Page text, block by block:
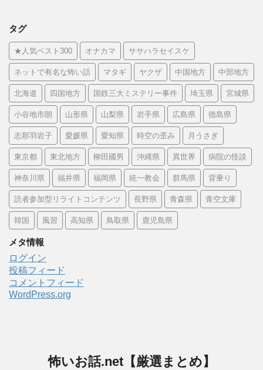
タグ
★人気ベスト300 オナカマ ササハラセイスケ
ネットで有名な怖い話 マタギ ヤクザ 中国地方 中部地方
北海道 四国地方 国鉄三大ミステリー事件 埼玉県 宮城県
小谷地市朗 山形県 山梨県 岩手県 広島県 徳島県
志那羽岩子 愛媛県 愛知県 時空の歪み 月うさぎ
東京都 東北地方 柳田國男 沖縄県 異世界 病院の怪談
神奈川県 福井県 福岡県 統一教会 群馬県 背乗り
読者参加型リライトコンテンツ 長野県 青森県 青空文庫
韓国 風習 高知県 鳥取県 鹿児島県
メタ情報
ログイン
投稿フィード
コメントフィード
WordPress.org
怖いお話.net【厳選まとめ】